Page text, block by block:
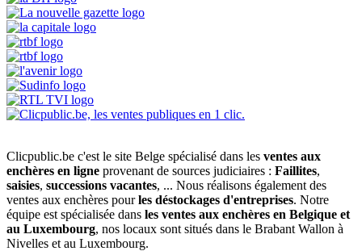
Clicpublic.be c'est le site Belge spécialisé dans les ventes aux
enchères en ligne provenant de sources judiciaires : Faillites,
saisies, successions vacantes, ... Nous réalisons également des
ventes aux enchères pourles déstockages d'entreprises. Notre
équipe est spécialisée dans les ventes aux enchères en Belgique et
au Luxembourg, nos locaux sont situés dans le Brabant Wallon à
Nivelles et au Luxembourg.